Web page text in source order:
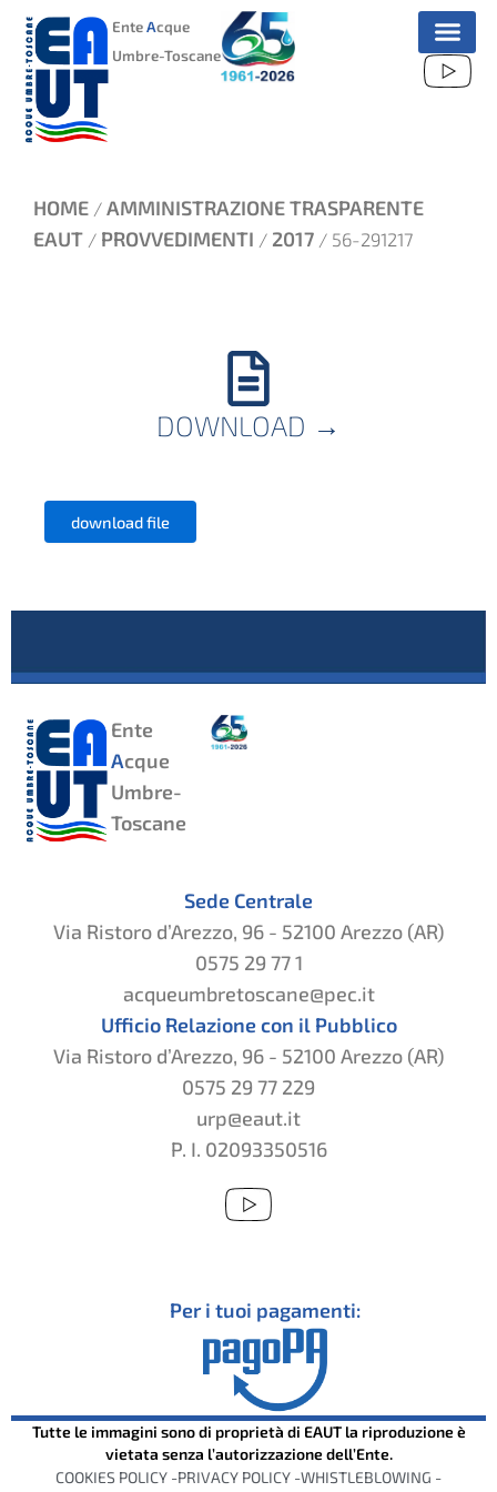
VAI
CONTENUTO
EnteAcque
Umbre-Toscane
HOME / AMMINISTRAZIONE TRASPARENTE
EAUT / PROVVEDIMENTI / 2017 / 56-291217
DOWNLOAD →
download file
Ente
Acque
Umbre-
Toscane
Sede Centrale
Via Ristoro d’Arezzo, 96 - 52100 Arezzo (AR)
0575 29 77 1
acqueumbretoscane@pec.it
Ufficio Relazione con il Pubblico
Via Ristoro d’Arezzo, 96 - 52100 Arezzo (AR)
0575 29 77 229
urp@eaut.it
P. I. 02093350516
Per i tuoi pagamenti:
Tutte le immagini sono di proprietà di EAUT la riproduzione è
vietata senza l’autorizzazione dell’Ente.
COOKIES POLICY -PRIVACY POLICY -WHISTLEBLOWING -